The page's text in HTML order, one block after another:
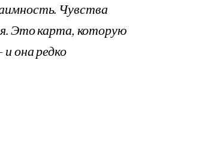
Чувства
Это карта, которую
она редко